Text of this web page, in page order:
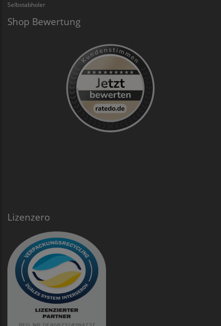
Selbstabholer
Shop Bewertung
Lizenzero